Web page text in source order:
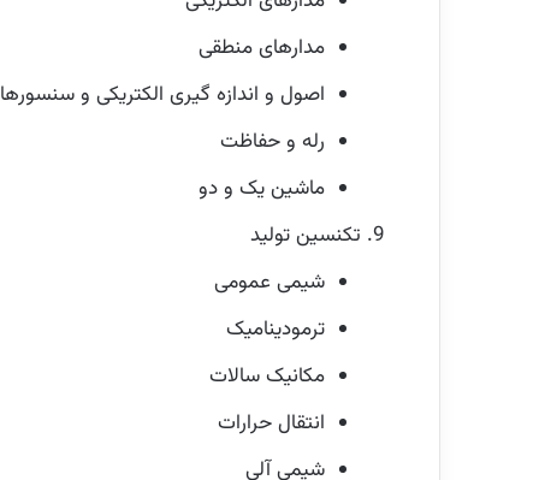
مدارهای منطقی
اصول و اندازه گیری الکتریکی و سنسورها
رله و حفاظت
ماشین یک و دو
تکنسین تولید
شیمی عمومی
ترمودینامیک
مکانیک سالات
انتقال حرارات
شیمی آلی